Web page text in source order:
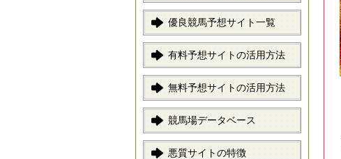
優良競馬予想サイト一覧
有料予想サイトの活用方法
無料予想サイトの活用方法
競馬場データベース
悪質サイトの特徴